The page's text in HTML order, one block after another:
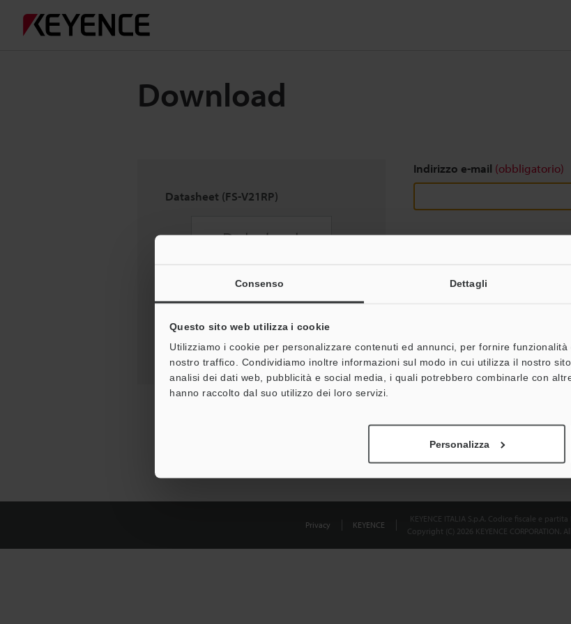
Consenso Dettagli
Questo sito web utilizza i cookie
Utilizziamo i cookie per personalizzare contenuti ed annunci, per fornire
nostro traffico. Condividiamo inoltre informazioni sul modo in cui utilizza il nostro
analisi dei dati web, pubblicità e social media, i quali potrebbero combinarle con
hanno raccolto dal suo utilizzo dei loro servizi.
Personalizza
Download
Datasheet (FS-V21RP)
Indirizzo e-mail (obbligatorio)
Privacy KEYENCE
KEYENCE ITALIA S.p.A. Codice fiscale e
Copyright (C) 2026 KEYENCE CORPORATION.